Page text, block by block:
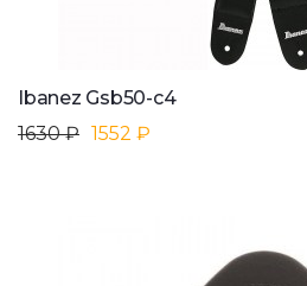
Ibanez Gsb50-c4
1630 ₽ 1552 ₽